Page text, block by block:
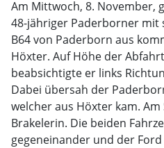
Am Mittwoch, 8. November,
48-jähriger Paderborner mit
B64 von Paderborn aus
Höxter. Auf Höhe der
beabsichtigte er links
Dabei übersah der
welcher aus Höxter kam.
Brakelerin. Die beiden
gegeneinander und der